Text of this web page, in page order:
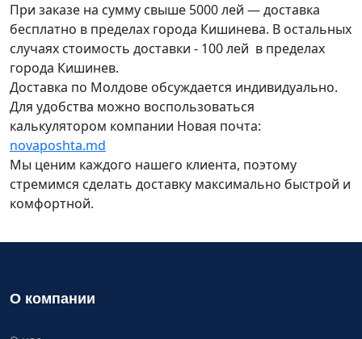
При заказе на сумму свыше 5000 лей — доставка
бесплатно в пределах города Кишинева. В остальных
случаях стоимость доставки - 100 лей в пределах
города Кишинев.
Доставка по Молдове обсуждается индивидуально.
Для удобства можно воспользоваться
калькулятором компании Новая почта:
novaposhta.md
Мы ценим каждого нашего клиента, поэтому
стремимся сделать доставку максимально быстрой и
комфортной.
О компании